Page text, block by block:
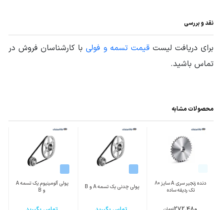
نقد و بررسی
برای دریافت لیستقیمت تسمه و فولیبا کارشناسان فروش در
تماس باشید.
محصولات مشابه
دنده زنجیر سری A سایز 80
تک ردیفه ساده
پولی چدنی یک تسمه A و B
پولی آلومینیوم یک تسمه A
و B